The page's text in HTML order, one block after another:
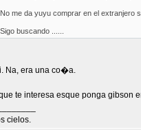
No me da yuyu comprar en el extranjero
Sigo buscando ......
Na, era una co�a.
te interesa esque ponga gibson
cielos.